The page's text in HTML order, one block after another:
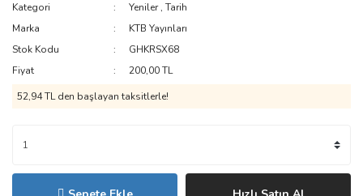
Kategori Yeniler,Tarih
Marka
KTB Yayınları
Stok Kodu
GHKRSX68
Fiyat
200,00 TL
52,94 TL den başlayan taksitlerle!